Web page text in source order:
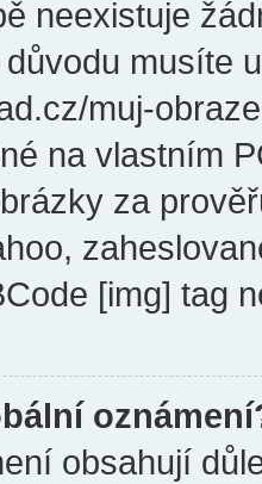
neexistuje
musíte
muj-
na vlastním
za
[img] tag
obsahují